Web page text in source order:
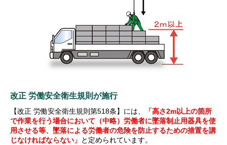
改正 労働安全衛生規則が施行
【改正 労働安全衛生規則第518条】には、
「高さ2m以上の箇所
で作業を行う場合において（中略）労働者に墜落制止用器具を使
用させる等、墜落による労働者の危険を防止するための措置を講
じなければならない」 と定められています。